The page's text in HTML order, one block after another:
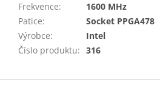
Frekvence:
1600 MHz
Patice:
Socket PPGA478
Výrobce:
Intel
Číslo produktu: 316